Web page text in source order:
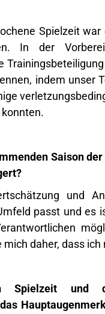
Spielzeit
In der
indem unser
Saison
und
passt und es
daher, dass
Spielzeit und